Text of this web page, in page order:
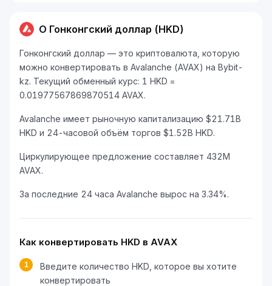
О Гонконгский доллар (HKD)
Гонконгский доллар — это криптовалюта, которую
можно конвертировать в Avalanche (AVAX) на Bybit-
kz. Текущий обменный курс: 1 HKD =
0.01977567869870514 AVAX.
Avalanche имеет рыночную капитализацию $21.71B
HKD и 24-часовой объём торгов $1.52B HKD.
Циркулирующее предложение составляет 432M
AVAX.
За последние 24 часа Avalanche вырос на 3.34%.
Как конвертировать HKD в AVAX
1
Введите количество HKD, которое вы хотите
конвертировать